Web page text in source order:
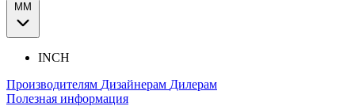
ММ
INCH
Производителям Дизайнерам Дилерам
Полезная информация